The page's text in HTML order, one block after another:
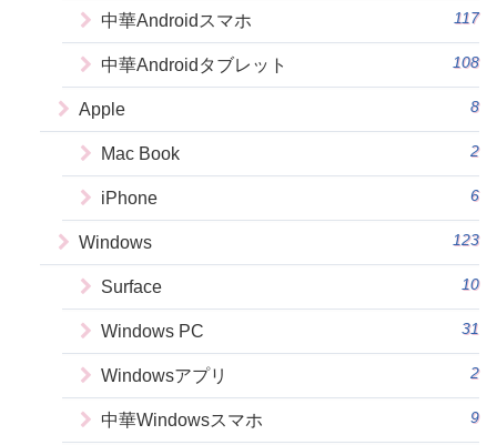
中華Androidスマホ 117
中華Androidタブレット 108
Apple 8
Mac Book 2
iPhone 6
Windows 123
Surface 10
Windows PC 31
Windowsアプリ 2
中華Windowsスマホ 9